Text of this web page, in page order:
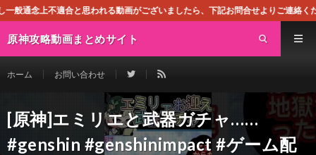
われる動画がございましたら、下記お問合せよりご連絡ください。即刻対
原神攻略動画まとめサイト
ホーム お問い合わせ
[原神]エミリエと武器ガチャ……
#genshin #genshinimpact #ゲーム配